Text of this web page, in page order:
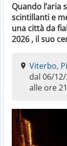
Quando l’aria
scintillanti e
una città da
2026 , il suo
Viterbo,
dal 06/
alle ore